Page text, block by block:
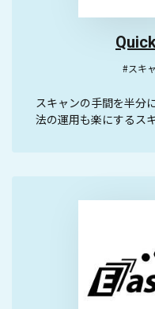
#スキ
スキャンの手間を半分
法の運用も楽にするス